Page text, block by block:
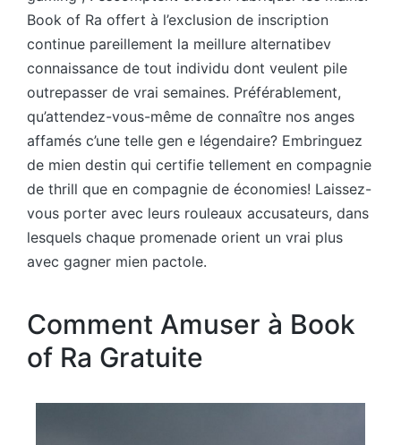
Book of Ra offert à l’exclusion de inscription
continue pareillement la meillure alternatibev
connaissance de tout individu dont veulent pile
outrepasser de vrai semaines. Préférablement,
qu’attendez-vous-même de connaître nos anges
affamés c’une telle gen e légendaire? Embringuez
de mien destin qui certifie tellement en compagnie
de thrill que en compagnie de économies! Laissez-
vous porter avec leurs rouleaux accusateurs, dans
lesquels chaque promenade orient un vrai plus
avec gagner mien pactole.
Comment Amuser à Book
of Ra Gratuite